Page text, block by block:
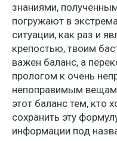
знаниями,
погружают в
ситуации, как раз и
крепостью, твоим
важен баланс, а
прологом к очень
непоправимым
этот баланс тем, кто
сохранить эту
информации под